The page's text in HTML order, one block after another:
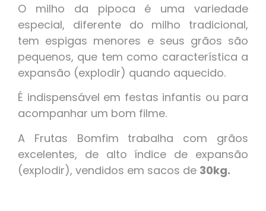
O milho da pipoca é uma variedade
especial, diferente do milho tradicional,
tem espigas menores e seus grãos são
pequenos, que tem como característica a
expansão (explodir) quando aquecido.
É indispensável em festas infantis ou para
acompanhar um bom filme.
A Frutas Bomfim trabalha com grãos
excelentes, de alto índice de expansão
(explodir), vendidos em sacos de 30kg.